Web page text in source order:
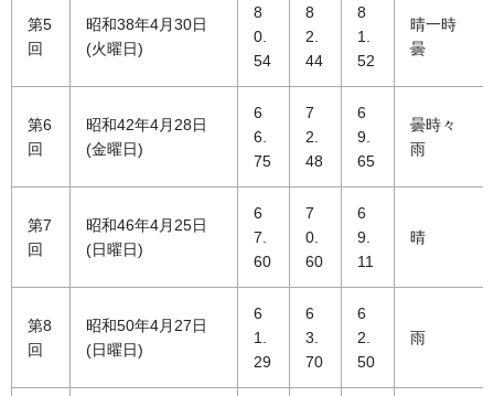
第5
回
昭和38年4月30日
(火曜日)
8
0.
54
8
2.
44
8
1.
52
晴一時
曇
第6
回
昭和42年4月28日
(金曜日)
6
6.
75
7
2.
48
6
9.
65
曇時々
雨
第7
回
昭和46年4月25日
(日曜日)
6
7.
60
7
0.
60
6
9.
11
晴
第8
回
昭和50年4月27日
(日曜日)
6
1.
29
6
3.
70
6
2.
50
雨